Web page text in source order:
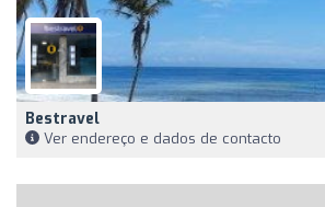
Bestravel
Ver endereço e dados de contacto